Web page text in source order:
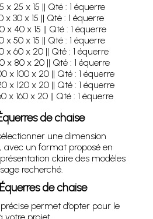
x 25 x 15 || Qté : 1 équerre
x 30 x 15 || Qté : 1 équerre
x 40 x 15 || Qté : 1 équerre
x 50 x 15 || Qté : 1 équerre
x 60 x 20 || Qté : 1 équerre
x 80 x 20 || Qté : 1 équerre
x 100 x 20 || Qté : 1 équerre
x 120 x 20 || Qté : 1 équerre
x 160 x 20 || Qté : 1 équerre
de chaise
une dimension
avec un format proposé en
claire des modèles
recherché.
de chaise
permet d’opter pour le
projet.